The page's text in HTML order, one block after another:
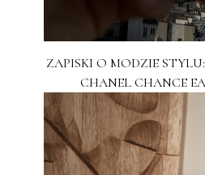
ZAPISKI O MODZIE
CHANEL CHANCE